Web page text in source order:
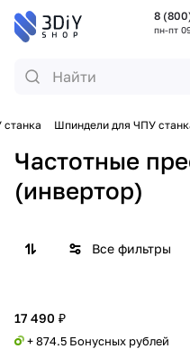
8
пн-пт
Шпиндели для ЧПУ
Частотные
(инвертор)
Все фильтры
17 490 ₽
+ 874.5 Бонусных рублей